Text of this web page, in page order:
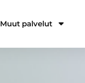
Muut palvelut